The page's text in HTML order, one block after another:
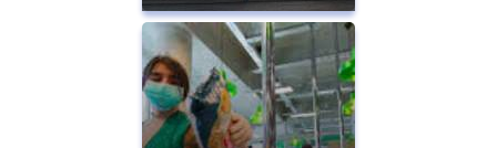
https://www.replicasrelojes.to/